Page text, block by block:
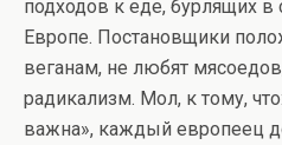
подходов к еде, бурлящих в
Европе. Постановщики
веганам, не любят
радикализм. Мол, к тому,
важна», каждый европеец